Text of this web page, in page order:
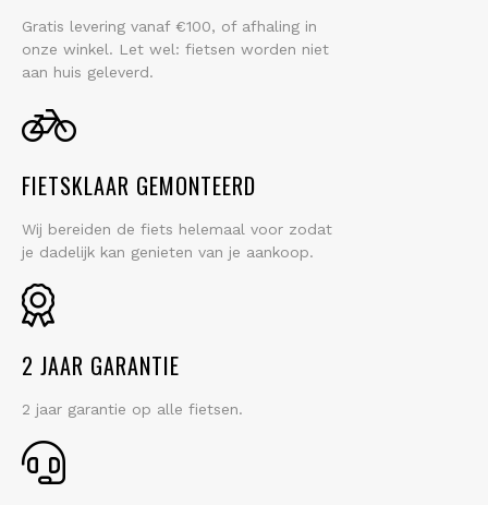
Gratis levering vanaf €100, of afhaling in
onze winkel. Let wel: fietsen worden niet
aan huis geleverd.
FIETSKLAAR GEMONTEERD
Wij bereiden de fiets helemaal voor zodat
je dadelijk kan genieten van je aankoop.
2 JAAR GARANTIE
2 jaar garantie op alle fietsen.